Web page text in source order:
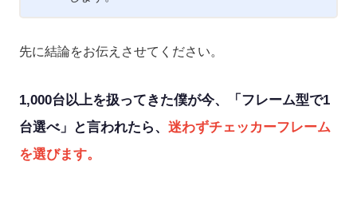
先に結論をお伝えさせてください。
1,000台以上を扱ってきた僕が今、「フレーム型で1
台選べ」と言われたら、 迷わずチェッカーフレーム
を選びます。